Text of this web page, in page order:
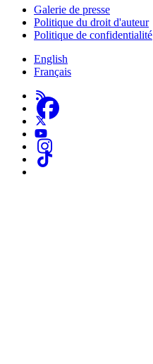
Galerie de presse
Politique du droit d'auteur
Politique de confidentialité
English
Français